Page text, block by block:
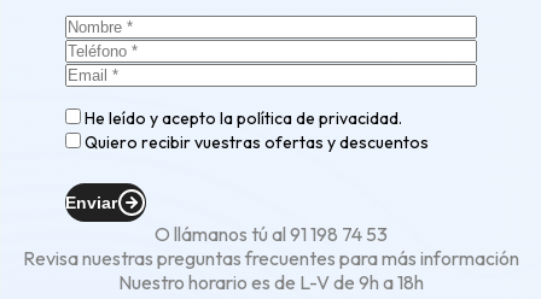
He leído y acepto lapolítica de privacidad.
Quiero recibir vuestras ofertas y descuentos
Enviar
O llámanos tú al 91 198 74 53
Revisa nuestras preguntas frecuentes para más información
Nuestro horario es de L-V de 9h a 18h